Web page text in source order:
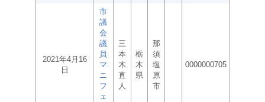
2021年4月16
日
市
議
会
議
員
マ
ニ
フ
ェ
三
本
木
直
人
栃
木
県
那
須
塩
原
市
0000000705